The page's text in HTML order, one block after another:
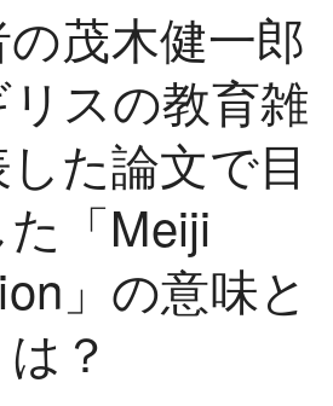
茂木健一郎
スの教育雑
た論文で目
「Meiji
」の意味と
は？